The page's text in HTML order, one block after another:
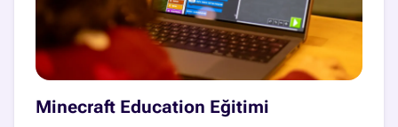
Minecraft Education Eğitimi